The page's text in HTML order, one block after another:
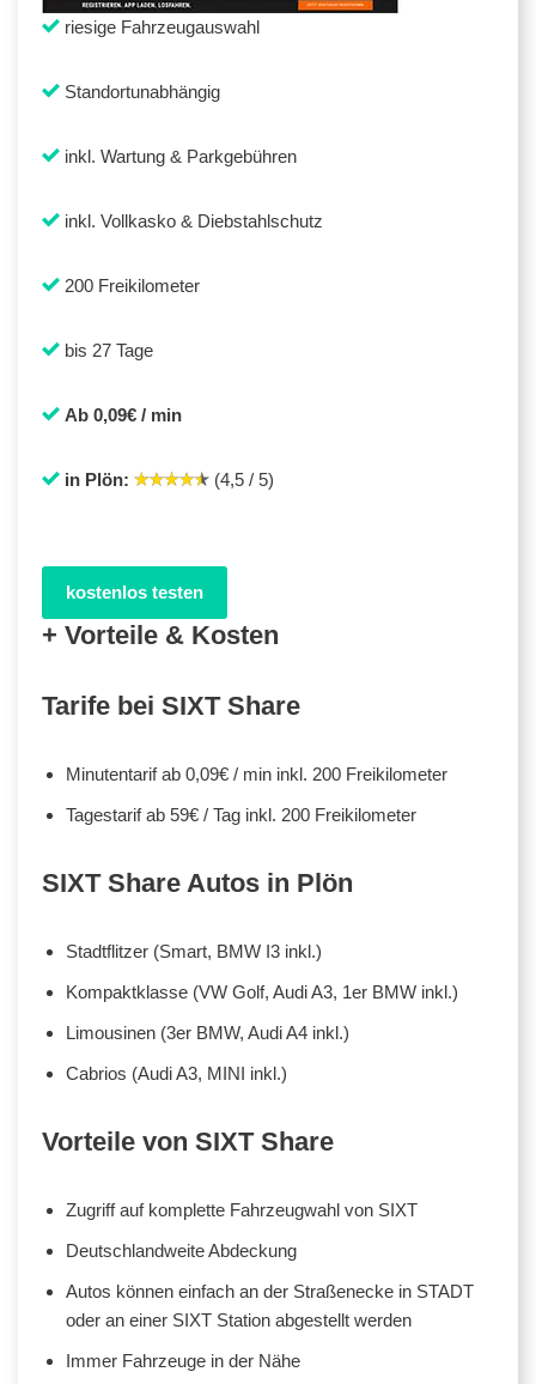
riesige Fahrzeugauswahl
Standortunabhängig
inkl. Wartung & Parkgebühren
inkl. Vollkasko & Diebstahlschutz
200 Freikilometer
bis 27 Tage
Ab 0,09€ / min
in Plön: (4,5 / 5)
kostenlos testen
+ Vorteile & Kosten
Tarife bei SIXT Share
Minutentarif ab 0,09€ / min inkl. 200 Freikilometer
Tagestarif ab 59€ / Tag inkl. 200 Freikilometer
SIXT Share Autos in Plön
Stadtflitzer (Smart, BMW I3 inkl.)
Kompaktklasse (VW Golf, Audi A3, 1er BMW inkl.)
Limousinen (3er BMW, Audi A4 inkl.)
Cabrios (Audi A3, MINI inkl.)
Vorteile von SIXT Share
Zugriff auf komplette Fahrzeugwahl von SIXT
Deutschlandweite Abdeckung
Autos können einfach an der Straßenecke in STADT
oder an einer SIXT Station abgestellt werden
Immer Fahrzeuge in der Nähe